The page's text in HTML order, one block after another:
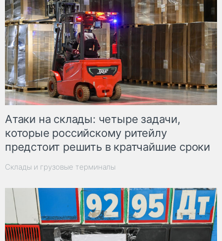
Атаки на склады: четыре задачи,
которые российскому ритейлу
предстоит решить в кратчайшие сроки
Склады и грузовые терминалы